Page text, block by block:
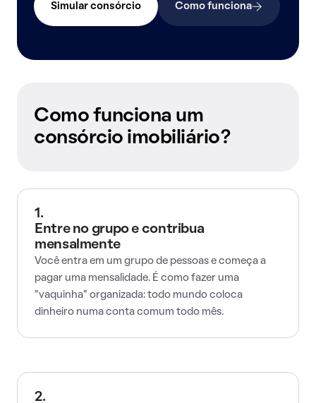
Simular consórcio Como funciona
Como funciona um
consórcio imobiliário?
1.
Entre no grupo e contribua
mensalmente
Você entra em um grupo de pessoas e começa a
pagar uma mensalidade. É como fazer uma
"vaquinha" organizada: todo mundo coloca
dinheiro numa conta comum todo mês.
2.